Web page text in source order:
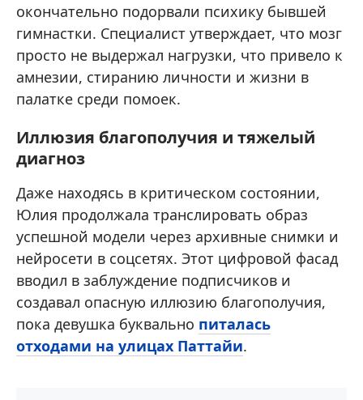
окончательно подорвали психику бывшей
гимнастки. Специалист утверждает, что мозг
просто не выдержал нагрузки, что привело к
амнезии, стиранию личности и жизни в
палатке среди помоек.
Иллюзия благополучия и тяжелый
диагноз
Даже находясь в критическом состоянии,
Юлия продолжала транслировать образ
успешной модели через архивные снимки и
нейросети в соцсетях. Этот цифровой фасад
вводил в заблуждение подписчиков и
создавал опасную иллюзию благополучия,
пока девушка буквально питалась
отходами на улицах Паттайи.